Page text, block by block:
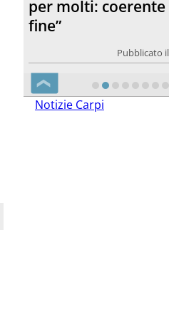
futuro, la grande
Papa e dei giovani
Pubblicato
❮
Notizie Carpi